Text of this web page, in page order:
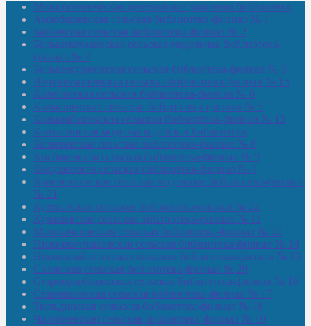
Межпоселенческая центральная районная библиотека
Амзибашевская сельская библиотека-филиал № 1
Бабаевская сельская библиотека-филиал № 2
Большекачаковская сельская модельная библиотека-
филиал № 7
Большекуразовская сельская библиотека-филиал № 3
Верхнетыхтемская сельская библиотека-филиал № 15
Калегинская сельская библиотека-филиал № 6
Калмашевская сельская библиотека-филиал № 5
Калмиябашевская сельская библиотека-филиал № 13
Калтасинская модельная детская библиотека
Кельтеевская сельская библиотека-филиал № 8
Киебаковская сельская библиотека-филиал № 9
Кокушевская сельская библиотека-филиал № 4
Краснохолмская сельская модельная библиотека-филиал
№ 21
Кутеремская сельская библиотека-филиал № 22
Кучашевская сельская библиотека-филиал № 11
Малокачаковская сельская библиотека-филиал № 12
Нижнекачмашевская сельская библиотека-филиал № 14
Новокильбахтинская сельская библиотека-филиал № 19
Сазовская сельская библиотека-филиал № 20
Староорьебашевская сельская библиотека-филиал № 16
Старояшевская сельская библиотека-филиал № 17
Тюльдинская сельская библиотека-филиал № 18
Чилибеевская сельская библиотека-филиал № 10